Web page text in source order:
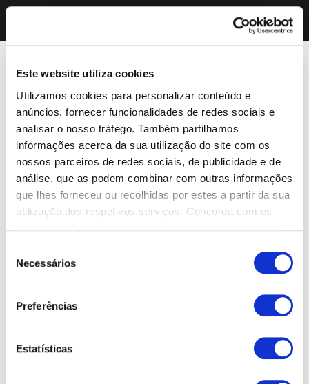
Este website utiliza cookies
Utilizamos cookies para personalizar conteúdo e
anúncios, fornecer funcionalidades de redes sociais e
analisar o nosso tráfego. Também partilhamos
informações acerca da sua utilização do site com os
nossos parceiros de redes sociais, de publicidade e de
análise, que as podem combinar com outras informações
que lhes forneceu ou recolhidas por estes a partir da sua
utilização dos respetivos serviços. Concorda com os
Necessários
Preferências
Estatísticas